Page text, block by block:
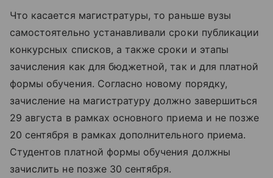
Что касается магистратуры, то раньше вузы
самостоятельно устанавливали сроки публикации
конкурсных списков, а также сроки и этапы
зачисления как для бюджетной, так и для платной
формы обучения. Согласно новому порядку,
зачисление на магистратуру должно завершиться
29 августа в рамках основного приема и не позже
20 сентября в рамках дополнительного приема.
Студентов платной формы обучения должны
зачислить не позже 30 сентября.